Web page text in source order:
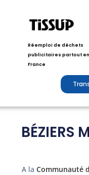
Réemploi de déchets
publicitaires partout en
France
BÉZIERS
A la Communauté